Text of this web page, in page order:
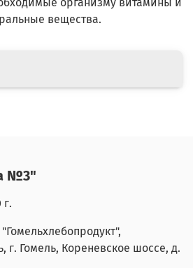
вещества.
№3"
г. Гомель, Кореневское шоссе, д.